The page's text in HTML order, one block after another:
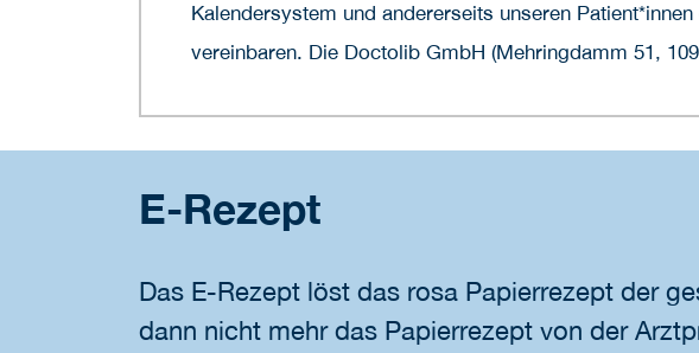
Kalendersystem und andererseits unseren
vereinbaren. Die Doctolib GmbH (Mehringdamm 51,
E-Rezept
Das E-Rezept löst das rosa Papierrezept der
dann nicht mehr das Papierrezept von der